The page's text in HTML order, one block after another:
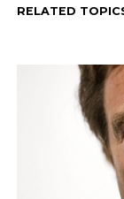
RELATED